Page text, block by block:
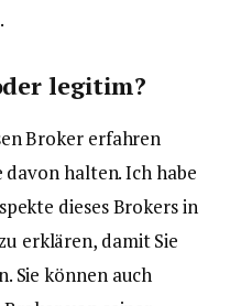
legitim?
Broker erfahren
davon halten. Ich habe
dieses Brokers in
erklären, damit Sie
Sie können auch